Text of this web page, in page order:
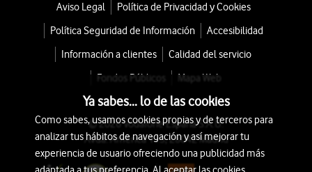
Aviso Legal
Política de Privacidad y Cookies
Política Seguridad de Información
Accesibilidad
Información a clientes
Calidad del servicio
Fondos Públicos
Mapa Web
© 2026 Vodafone España S.A.U.
Avda. América 115, 28042 Madrid
Ya sabes... lo de las cookies
Como sabes, usamos cookies propias y de terceros para
analizar tus hábitos de navegación y así mejorar tu
experiencia de usuario ofreciendo una publicidad más